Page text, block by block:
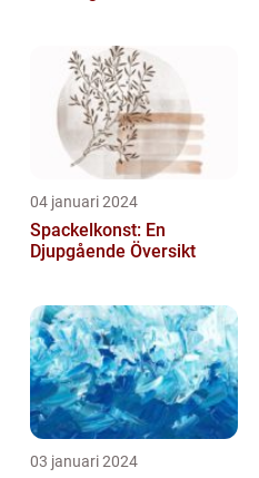
04 januari 2024
Spackelkonst: En
Djupgående Översikt
03 januari 2024